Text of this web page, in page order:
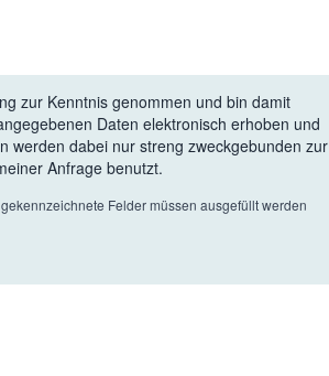
zur Kenntnis genommen und bin damit
Daten elektronisch erhoben und
werden dabei nur streng zweckgebunden zur
Anfrage benutzt.
Felder müssen ausgefüllt werden